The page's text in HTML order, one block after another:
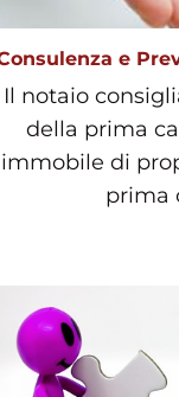
e
Il notaio
della prima
immobile di
prima